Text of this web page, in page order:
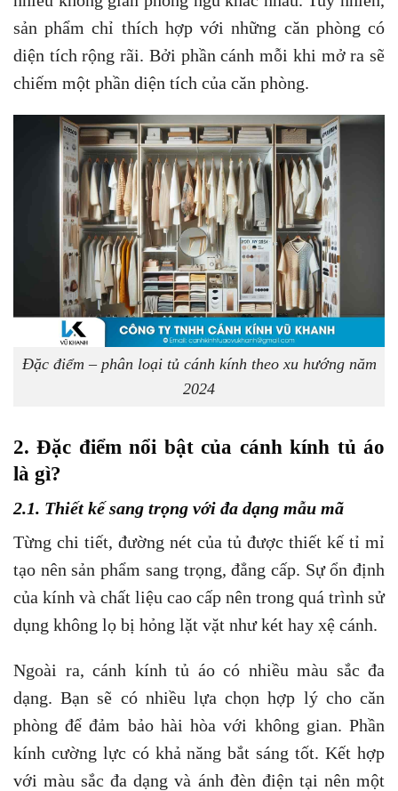
sản phẩm chỉ thích hợp với những căn phòng có
diện tích rộng rãi. Bởi phần cánh mỗi khi mở ra sẽ
chiếm một phần diện tích của căn phòng.
Đặc điểm – phân loại tủ cánh kính theo xu hướng năm
2024
2. Đặc điểm nổi bật của cánh kính tủ áo
là gì?
2.1. Thiết kế sang trọng với đa dạng mẫu mã
Từng chi tiết, đường nét của tủ được thiết kế tỉ mỉ
tạo nên sản phẩm sang trọng, đẳng cấp. Sự ổn định
của kính và chất liệu cao cấp nên trong quá trình sử
dụng không lọ bị hỏng lặt vặt như két hay xệ cánh.
Ngoài ra, cánh kính tủ áo có nhiều màu sắc đa
dạng. Bạn sẽ có nhiều lựa chọn hợp lý cho căn
phòng để đảm bảo hài hòa với không gian. Phần
kính cường lực có khả năng bắt sáng tốt. Kết hợp
với màu sắc đa dạng và ánh đèn điện tại nên một